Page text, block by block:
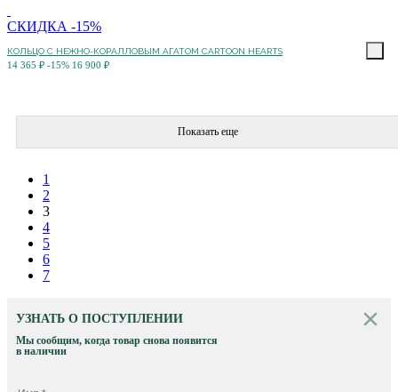
СКИДКА -15%
КОЛЬЦО C НЕЖНО-КОРАЛЛОВЫМ АГАТОМ CARTOON HEARTS
14 365 ₽ -15% 16 900 ₽
Показать еще
1
2
3
4
5
6
7
УЗНАТЬ О ПОСТУПЛЕНИИ
Мы сообщим, когда товар снова появится
в наличии